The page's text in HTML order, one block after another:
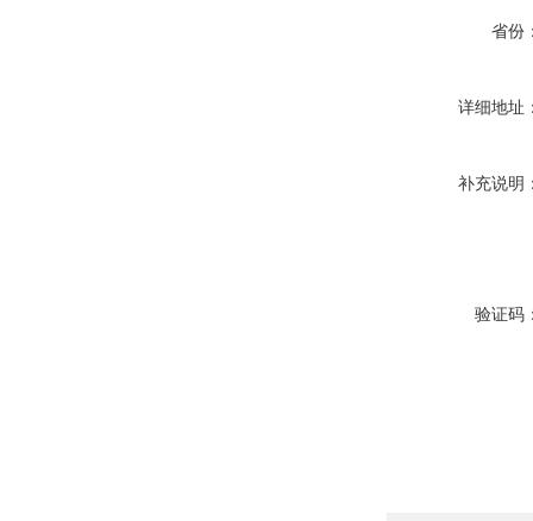
省份
详细地址
补充说明
验证码